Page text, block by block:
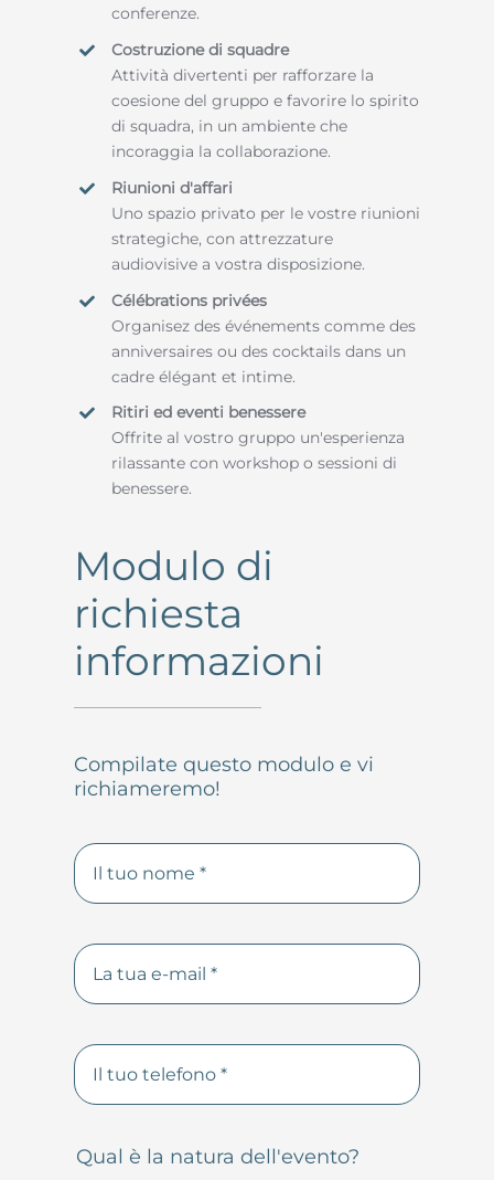
conferenze.
Costruzione di squadre
Attività divertenti per rafforzare la
coesione del gruppo e favorire lo spirito
di squadra, in un ambiente che
incoraggia la collaborazione.
Riunioni d'affari
Uno spazio privato per le vostre riunioni
strategiche, con attrezzature
audiovisive a vostra disposizione.
Célébrations privées
Organisez des événements comme des
anniversaires ou des cocktails dans un
cadre élégant et intime.
Ritiri ed eventi benessere
Offrite al vostro gruppo un'esperienza
rilassante con workshop o sessioni di
benessere.
Modulo di
richiesta
informazioni
Compilate questo modulo e vi
richiameremo!
Qual è la natura dell'evento?